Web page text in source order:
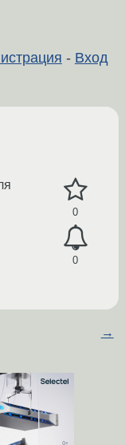
- Вход
0
0
→